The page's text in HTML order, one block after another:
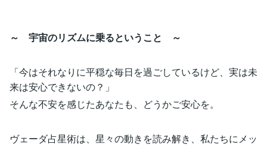
～ 宇宙のリズムに乗るということ ～
「今はそれなりに平穏な毎日を過ごしているけど、実は未
来は安心できないの？」
そんな不安を感じたあなたも、どうかご安心を。
ヴェーダ占星術は、星々の動きを読み解き、私たちにメッ